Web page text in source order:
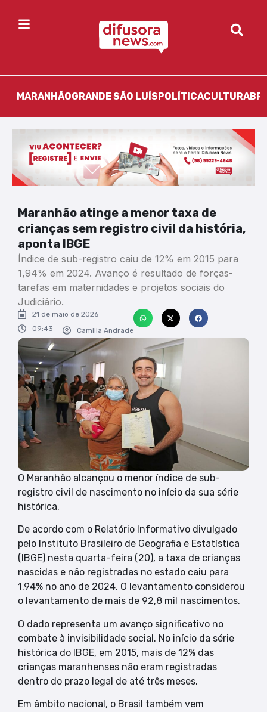
MARANHÃOGRANDE SÃO LUÍS POLÍTICACULTURA
Maranhão atinge a menor taxa de
crianças sem registro civil da história,
aponta IBGE
Índice de sub-registro caiu de 12% em 2015 para
1,94% em 2024. Avanço é resultado de forças-
tarefas em maternidades e projetos sociais do
Judiciário.
21 de maio de 2026
09:43
Camilla Andrade
O Maranhão alcançou o menor índice de sub-
registro civil de nascimento no início da sua série
histórica.
De acordo com o Relatório Informativo divulgado
pelo Instituto Brasileiro de Geografia e Estatística
(IBGE) nesta quarta-feira (20), a taxa de crianças
nascidas e não registradas no estado caiu para
1,94% no ano de 2024. O levantamento considerou
o levantamento de mais de 92,8 mil nascimentos.
O dado representa um avanço significativo no
combate à invisibilidade social. No início da série
histórica do IBGE, em 2015, mais de 12% das
crianças maranhenses não eram registradas
dentro do prazo legal de até três meses.
Em âmbito nacional, o Brasil também vem